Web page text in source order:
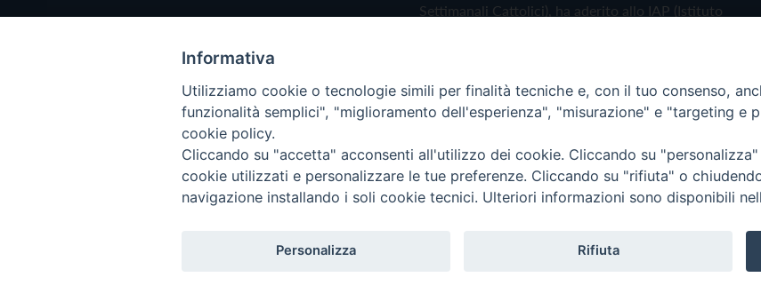
Settimanali Cattolici), ha aderito allo IAP (Istituto
Privacy Policy Cookie Policy
Copyright © 2019 - Tutti i diritti riservati - Vita Trentina Editrice
Informativa
Utilizziamo cookie o tecnologie simili per finalità tecniche e, con il tuo consenso,
funzionalità semplici", "miglioramento dell'esperienza", "misurazione" e "targeting e
cookie policy.
Cliccando su "accetta" acconsenti all'utilizzo dei cookie. Cliccando su
cookie utilizzati e personalizzare le tue preferenze. Cliccando su "rifiuta" o
navigazione installando i soli cookie tecnici. Ulteriori informazioni sono disponibili
Personalizza Rifiuta